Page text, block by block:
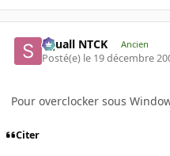
Squall NTCK Ancien
Posté(e) le 19 décembre
Pour overclocker sous
Citer